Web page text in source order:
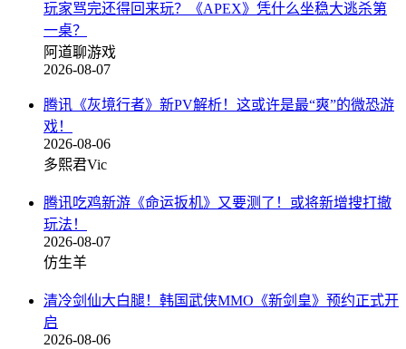
玩家骂完还得回来玩？《APEX》凭什么坐稳大逃杀第
一桌？
阿道聊游戏
2026-08-07
腾讯《灰境行者》新PV解析！这或许是最“爽”的微恐游
戏！
2026-08-06
多熙君Vic
腾讯吃鸡新游《命运扳机》又要测了！或将新增搜打撤
玩法！
2026-08-07
仿生羊
清冷剑仙大白腿！韩国武侠MMO《新剑皇》预约正式开
启
2026-08-06